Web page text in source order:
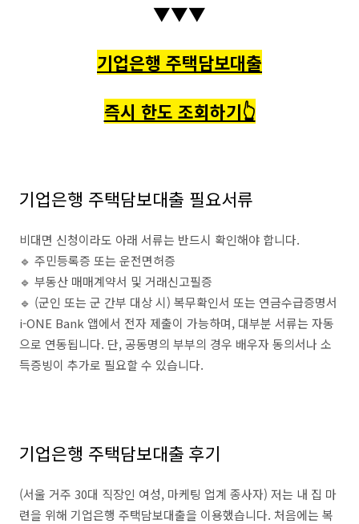
▼▼▼
기업은행 주택담보대출
즉시 한도 조회하기👆
기업은행 주택담보대출 필요서류
비대면 신청이라도 아래 서류는 반드시 확인해야 합니다.
🔹 주민등록증 또는 운전면허증
🔹 부동산 매매계약서 및 거래신고필증
🔹 (군인 또는 군 간부 대상 시) 복무확인서 또는 연금수급증명서
i-ONE Bank 앱에서 전자 제출이 가능하며, 대부분 서류는 자동
으로 연동됩니다. 단, 공동명의 부부의 경우 배우자 동의서나 소
득증빙이 추가로 필요할 수 있습니다.
기업은행 주택담보대출 후기
(서울 거주 30대 직장인 여성, 마케팅 업계 종사자) 저는 내 집 마
련을 위해 기업은행 주택담보대출을 이용했습니다. 처음에는 복